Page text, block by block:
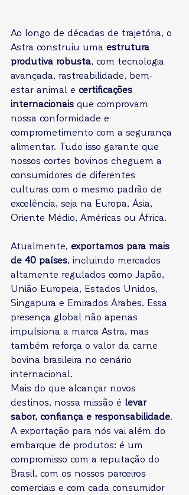
Ao longo de décadas de trajetória, o
Astra construiu uma estrutura
produtiva robusta, com tecnologia
avançada, rastreabilidade, bem-
estar animal e certificações
internacionais que comprovam
nossa conformidade e
comprometimento com a segurança
alimentar. Tudo isso garante que
nossos cortes bovinos cheguem a
consumidores de diferentes
culturas com o mesmo padrão de
excelência, seja na Europa, Ásia,
Oriente Médio, Américas ou África.
Atualmente, exportamos para mais
de 40 países, incluindo mercados
altamente regulados como Japão,
União Europeia, Estados Unidos,
Singapura e Emirados Árabes. Essa
presença global não apenas
impulsiona a marca Astra, mas
também reforça o valor da carne
bovina brasileira no cenário
internacional.
Mais do que alcançar novos
destinos, nossa missão é levar
sabor, confiança e responsabilidade.
A exportação para nós vai além do
embarque de produtos: é um
compromisso com a reputação do
Brasil, com os nossos parceiros
comerciais e com cada consumidor